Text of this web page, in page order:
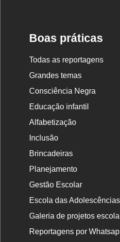
Boas práticas
Todas as reportagens
Grandes temas
Consciência Negra
Educação infantil
Alfabetização
Inclusão
Brincadeiras
Planejamento
Gestão Escolar
Escola das Adolescências
Galeria de projetos
Reportagens por